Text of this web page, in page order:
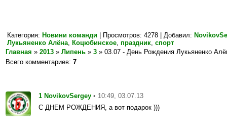
Категория: Новини команди | Просмотров: 4278 | Добавил:
Лукьяненко Алёна Коцюбинское праздник спорт
Главная » 2013 » Липень » 3 » 03.07 - День Рождения Лукьяненко
Всего комментариев: 7
1 NovikovSergey • 10:49, 03.07.13
С ДНЕМ РОЖДЕНИЯ, а вот подарок )))